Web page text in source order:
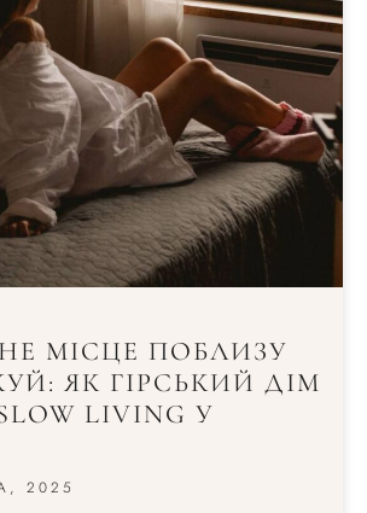
МІСЦЕ ПОБЛИЗУ
ЯК ГІРСЬКИЙ ДІМ
LIVING У
2025